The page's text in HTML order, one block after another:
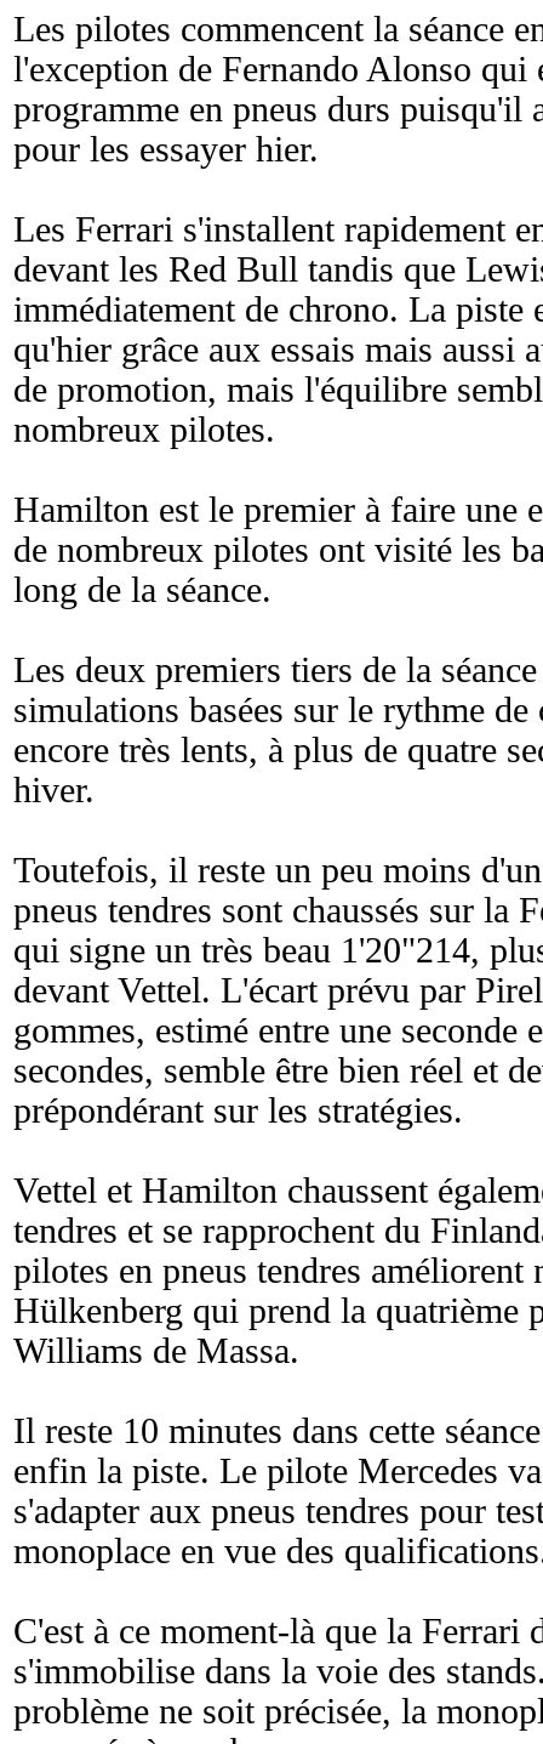
Les pilotes commencent la séance
l'exception de Fernando Alonso qui
programme en pneus durs puisqu'il
pour les essayer hier.
Les Ferrari s'installent rapidement
devant les Red Bull tandis que
immédiatement de chrono. La piste
qu'hier grâce aux essais mais aussi
de promotion, mais l'équilibre
nombreux pilotes.
Hamilton est le premier à faire une
de nombreux pilotes ont visité les
long de la séance.
Les deux premiers tiers de la
simulations basées sur le rythme de
encore très lents, à plus de quatre
hiver.
Toutefois, il reste un peu moins
pneus tendres sont chaussés sur la
qui signe un très beau 1'20"214,
devant Vettel. L'écart prévu par
gommes, estimé entre une seconde
secondes, semble être bien réel et
prépondérant sur les stratégies.
Vettel et Hamilton chaussent
tendres et se rapprochent du
pilotes en pneus tendres améliorent
Hülkenberg qui prend la quatrième
Williams de Massa.
Il reste 10 minutes dans cette
enfin la piste. Le pilote Mercedes
s'adapter aux pneus tendres pour
monoplace en vue des
C'est à ce moment-là que la Ferrari
s'immobilise dans la voie des
problème ne soit précisée, la